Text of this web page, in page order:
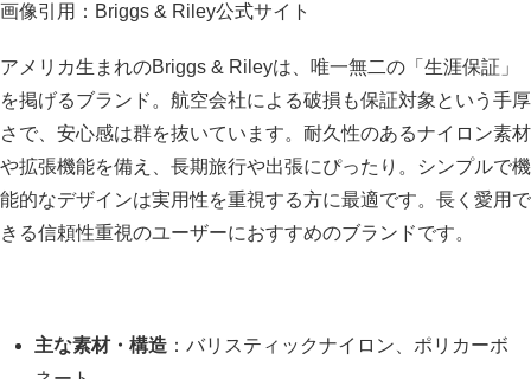
画像引用：Briggs & Riley公式サイト
アメリカ生まれのBriggs & Rileyは、唯一無二の「生涯保証」
を掲げるブランド。航空会社による破損も保証対象という手厚
さで、安心感は群を抜いています。耐久性のあるナイロン素材
や拡張機能を備え、長期旅行や出張にぴったり。シンプルで機
能的なデザインは実用性を重視する方に最適です。長く愛用で
きる信頼性重視のユーザーにおすすめのブランドです。
主な素材・構造 ：バリスティックナイロン、ポリカーボ